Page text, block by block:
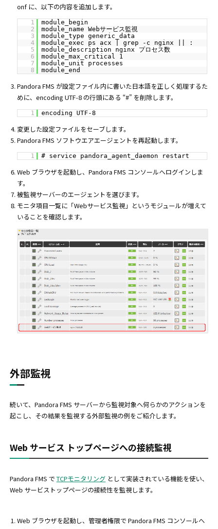
onf に、以下の内容を追加します。
1
module_begin
2
module_name Webサービス監視
3
module_type generic_data
4
module_exec ps acx | grep -c nginx || :
5
module_description nginx プロセス数
6
module_max_critical 1
7
module_unit processes
8
module_end
Pandora FMS が設定ファイル内に書いた日本語を正しく処理するた
めに、encoding UTF-8 の行頭にある “#” を削除します。
1 encoding UTF-8
変更した設定ファイルをセーブします。
Pandora FMS ソフトウエアエージェントを再起動します。
1 # service pandora_agent_daemon restart
Web ブラウザを起動し、Pandora FMS コンソールへログインしま
す。
被監視サーバーのエージェントを選びます。
モニタ項目一覧に「Webサービス監視」というモジュールが増えて
いることを確認します。
外部監視
続いて、Pandora FMS サーバーから監視対象へ何らかのアクションを
起こし、その結果を監視する外部監視の例をご紹介します。
Web サービス トップページへの接続監視
Pandora FMS で TCPモニタリング として実装されている機能を使い、
Web サービストップページの接続性を監視します。
Web ブラウザを起動し、管理者権限で Pandora FMS コンソールへ